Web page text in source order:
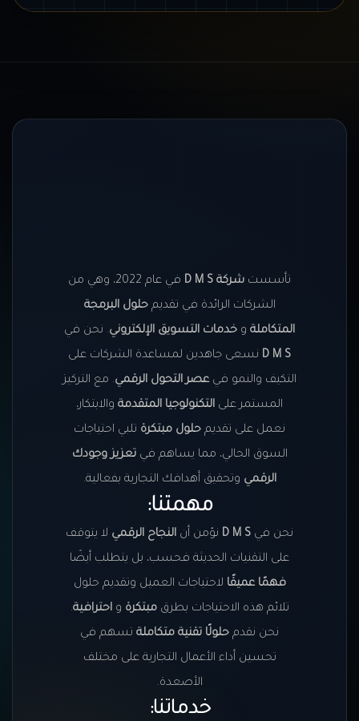
تأسست شركة D M S
في عام 2022، وهي من
الشركات الرائدة في تقديمحلول البرمجة
المتكاملة و خدمات التسويق الإلكتروني. نحن في
D M S نسعى جاهدين لمساعدة الشركات على
التكيف والنمو فيعصر التحول الرقمي. مع التركيز
المستمر على التكنولوجيا المتقدمة والابتكار،
نعمل على تقديم حلول مبتكرة تلبي احتياجات
السوق الحالي، مما يساهم فيتعزيز وجودك
الرقمي وتحقيق أهدافك التجارية بفعالية.
مهمتنا:
نحن في D M S نؤمن أن النجاح الرقمي لا يتوقف
على التقنيات الحديثة فحسب، بل يتطلب أيضًا
فهمًا عميقًا لاحتياجات العميل وتقديم حلول
تلائم هذه الاحتياجات بطرقمبتكرة واحترافية.
نحن نقدم حلولًا تقنية متكاملة تسهم في
تحسين أداء الأعمال التجارية على مختلف
الأصعدة.
خدماتنا: